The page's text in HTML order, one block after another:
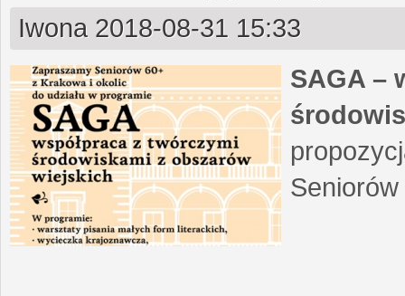
Iwona 2018-08-31 15:33
SAGA –